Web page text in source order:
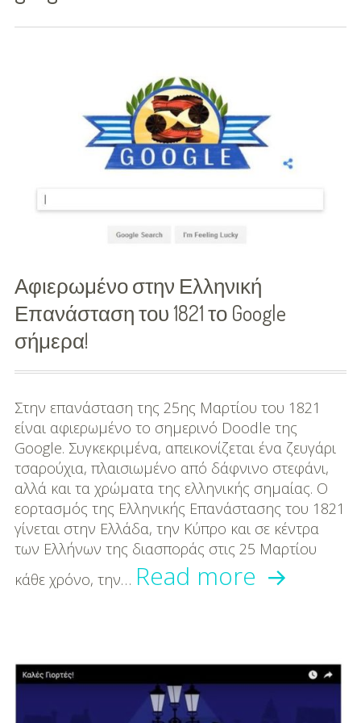
Διασκέδαση
Διάσημες
Βαπτίσεις
Παιδικό Δωμάτιο
Deco
Διατροφή-Συνταγές
Συνταγές
Συμβουλές
Διατροφής
Υγεία – Ψυχολογία
Αφιερωμένο στην Ελληνική
Επανάσταση του 1821 το Google
σήμερα!
Στην επανάσταση της 25ης Μαρτίου του 1821
είναι αφιερωμένο το σημερινό Doodle της
Google. Συγκεκριμένα, απεικονίζεται ένα ζευγάρι
τσαρούχια, πλαισιωμένο από δάφνινο στεφάνι,
αλλά και τα χρώματα της ελληνικής σημαίας. Ο
εορτασμός της Ελληνικής Επανάστασης του 1821
γίνεται στην Ελλάδα, την Κύπρο και σε κέντρα
των Ελλήνων της διασποράς στις 25 Μαρτίου
κάθε χρόνο, την… Read more